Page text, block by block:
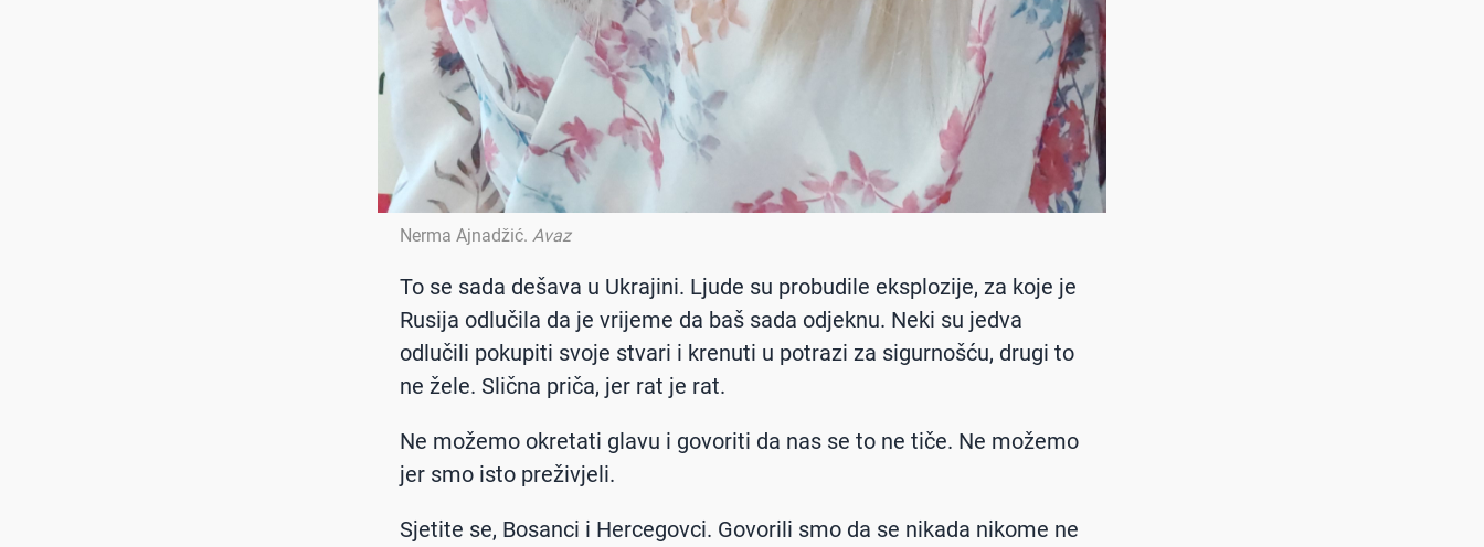
Nerma Ajnadžić. Avaz
To se sada dešava u Ukrajini. Ljude su probudile eksplozije, za koje je
Rusija odlučila da je vrijeme da baš sada odjeknu. Neki su jedva
odlučili pokupiti svoje stvari i krenuti u potrazi za sigurnošću, drugi to
ne žele. Slična priča, jer rat je rat.
Ne možemo okretati glavu i govoriti da nas se to ne tiče. Ne možemo
jer smo isto preživjeli.
Sjetite se, Bosanci i Hercegovci. Govorili smo da se nikada nikome ne